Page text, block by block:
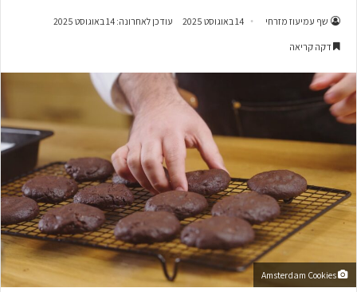
שף עמיעוז מזרחי 14 באוגוסט 2025 עודכן לאחרונה: 14 באוגוסט 2025
דקה קריאה